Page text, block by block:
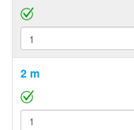
2 m